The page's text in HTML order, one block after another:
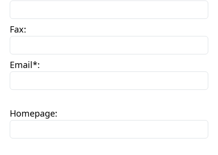
Fax:
Email*:
Homepage: